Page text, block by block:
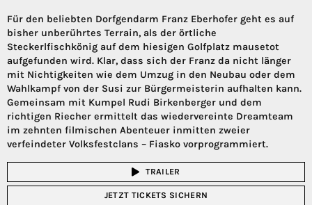
Für den beliebten Dorfgendarm Franz Eberhofer geht es auf
bisher unberührtes Terrain, als der örtliche
Steckerlfischkönig auf dem hiesigen Golfplatz mausetot
aufgefunden wird. Klar, dass sich der Franz da nicht länger
mit Nichtigkeiten wie dem Umzug in den Neubau oder dem
Wahlkampf von der Susi zur Bürgermeisterin aufhalten kann.
Gemeinsam mit Kumpel Rudi Birkenberger und dem
richtigen Riecher ermittelt das wiedervereinte Dreamteam
im zehnten filmischen Abenteuer inmitten zweier
verfeindeter Volksfestclans – Fiasko vorprogrammiert.
TRAILER
JETZT TICKETS SICHERN